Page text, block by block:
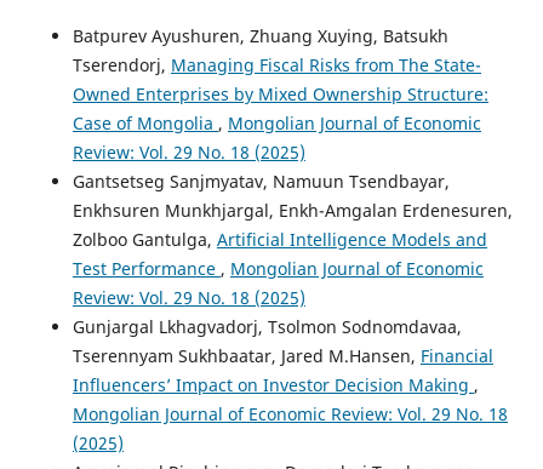
Batpurev Ayushuren, Zhuang Xuying, Batsukh
Tserendorj, Managing Fiscal Risks from The State-
Owned Enterprises by Mixed Ownership Structure:
Case of Mongolia , Mongolian Journal of Economic
Review: Vol. 29 No. 18 (2025)
Gantsetseg Sanjmyatav, Namuun Tsendbayar,
Enkhsuren Munkhjargal, Enkh-Amgalan Erdenesuren,
Zolboo Gantulga, Artificial Intelligence Models and
Test Performance , Mongolian Journal of Economic
Review: Vol. 29 No. 18 (2025)
Gunjargal Lkhagvadorj, Tsolmon Sodnomdavaa,
Tserennyam Sukhbaatar, Jared M.Hansen, Financial
Influencers’ Impact on Investor Decision Making ,
Mongolian Journal of Economic Review: Vol. 29 No. 18
(2025)